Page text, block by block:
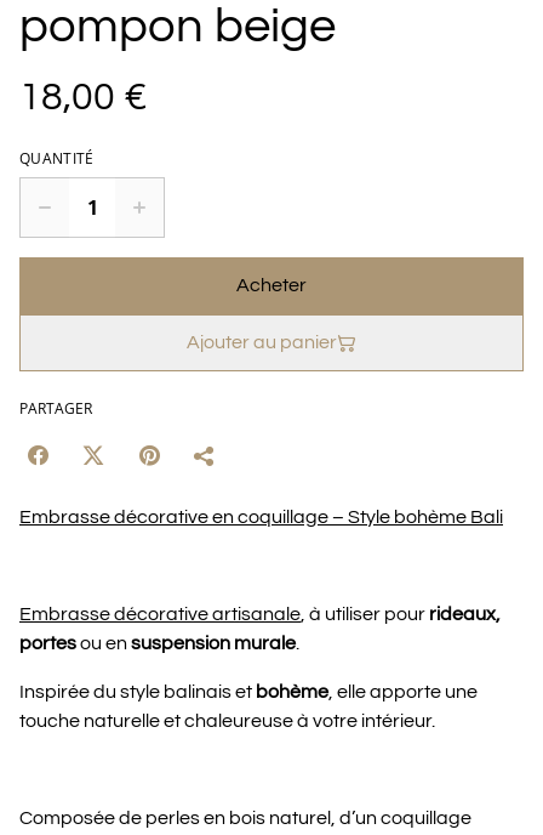
pompon beige
18,00 €
QUANTITÉ
Acheter
Ajouter au panier
PARTAGER
Embrasse décorative en coquillage – Style bohème Bali
Embrasse décorative artisanale , à utiliser pour rideaux,
portesou ensuspension murale.
Inspirée du style balinais et bohème, elle apporte une
touche naturelle et chaleureuse à votre intérieur.
Composée de perles en bois naturel, d’un coquillage